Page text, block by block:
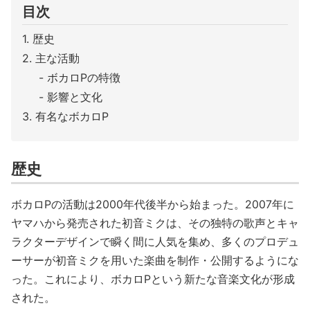
目次
歴史
主な活動
ボカロPの特徴
影響と文化
有名なボカロP
歴史
ボカロPの活動は2000年代後半から始まった。2007年に
ヤマハから発売された初音ミクは、その独特の歌声とキャ
ラクターデザインで瞬く間に人気を集め、多くのプロデュ
ーサーが初音ミクを用いた楽曲を制作・公開するようにな
った。これにより、ボカロPという新たな音楽文化が形成
された。